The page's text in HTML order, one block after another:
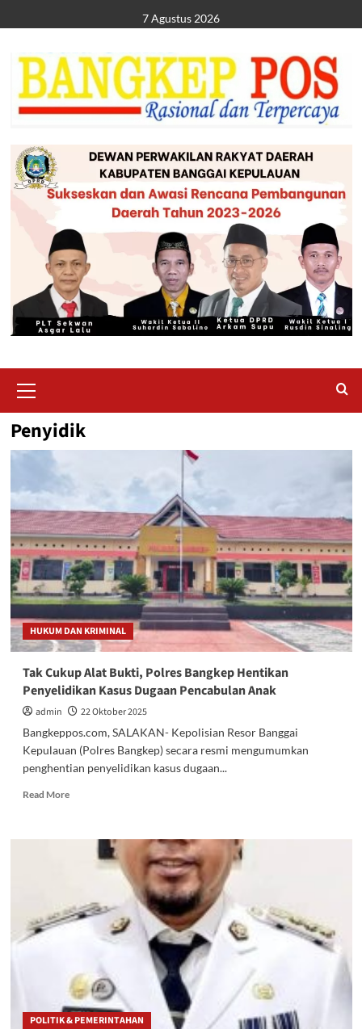
to
content
7 Agustus 2026
Menu
Penyidik
HUKUM DAN KRIMINAL
Tak Cukup Alat Bukti, Polres Bangkep Hentikan
Penyelidikan Kasus Dugaan Pencabulan Anak
admin
22 Oktober 2025
Bangkeppos.com, SALAKAN- Kepolisian Resor Banggai
Kepulauan (Polres Bangkep) secara resmi mengumumkan
penghentian penyelidikan kasus dugaan...
Read MoreRead
Tak
Cukup
Polres
Bangkep
Penyelidikan
Dugaan
Pencabulan
Anak
POLITIK & PEMERINTAHAN